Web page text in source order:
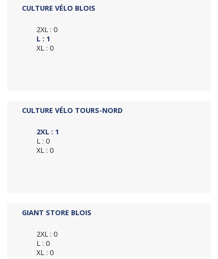
CULTURE VÉLO BLOIS
2XL : 0
L : 1
XL : 0
CULTURE VÉLO TOURS-NORD
2XL : 1
L : 0
XL : 0
GIANT STORE BLOIS
2XL : 0
L : 0
XL : 0